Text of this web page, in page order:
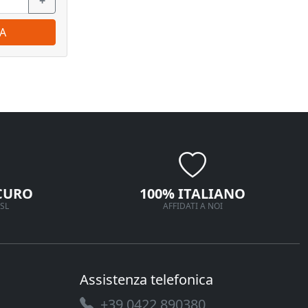
100% ITALIANO
AFFIDATI A NOI
Assistenza telefonica
+39 0422 890380